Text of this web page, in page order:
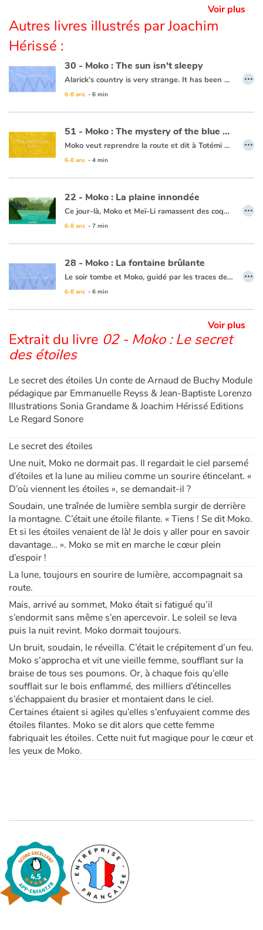
Voir plus
Autres livres illustrés par Joachim
Hérissé :
30 - Moko : The sun isn't sleepy
Alarick’s country is very strange. It has been many days now that night has not falen, and no one seems to be worried. Moko decides to head towards the horizon to see what is keeping the sun from setting and Alarick goes with him. Along the way, Moko tries to lull the sun to sleep with a lullaby from his country. The sun looks like it will set, but stops short and rises again. Perhaps the ocean is frozen at the horizon and is keeping the sun from setting. He decides to ask the fishermen and one of them responds that the world is filled with such mysteries and that it is more precious for him to learn the secrets of his friend than that of the sun.
This book is available in French:30 - Moko : le solein n'a pas sommeil
6-8 ans - 6 min
…
51 - Moko : The mystery of the blue holes
Moko veut reprendre la route et dit à Totémi qu’il devra enfin trouver le bout du monde. Mais un pêcheur leur dit qu’aucun voyageur ne peut trouver ce qu’il cherche sans passer les trous bleus. Il leur laisse une barque, dans laquelle Moko et Totémi montent. C’est alors que des choses étranges se passent. La mer tourbillonne et le ciel change de couleur. D’étonnantes lumières se dressent devant leur radeau puis s’évanouissent. Ils ont soudain l’impression de voler au-dessus de la mer puis se retrouvent sans savoir comment au bord de la plage… Moko se souvient de son premier voyage et pense que c’est le cœur de l’océan qui bat comme s’il retrouvait un ami.
Ce livre est disponible en français :51 - Moko : Le mystères des trous bleus
6-8 ans - 4 min
…
22 - Moko : La plaine innondée
Ce jour-là, Moko et Meï-Li ramassent des coquillages entre les rochers des plages de sable blanc pour décorer les maisons du village. Moko demande à Meï-Li s’ils ne peuvent pas aller sur d’autres plages pour trouver de beaux coquillages. Meï-Li apprécie l’idée et va demander à un pêcheur qui accepte de les emmener sur sa jonque. Au détour d’un village, Moko voit une grande plaine immense comme un lac. Il est persuadé que c’est la grande vague qui est venue déverser son eau sur les champs pour que le riz pousse. C’est alors que Meï-li ramasse un magnifique coquillage, Moko pense que c’est la mer qui offre un présent. Moko et Meï-Li sont heureux d’avoir vu tous ces beaux paysages et de revenir avec un superbe cadeau. Ils se disent que la mer connaît sans doute un chemin sous la terre, afin d’y envoyer parfois ses vagues pour abreuver les cultures, les rivières et les champs.
Ce livre est disponible en anglais :22 - Moko : The inundated plain
6-8 ans - 7 min
…
28 - Moko : La fontaine brûlante
Le soir tombe et Moko, guidé par les traces de pas dans la neige, atteint un village qui semble inhabité... Mais il rencontre, à l’orée d’un bosquet, un jeune garçon du nom d’Alarick qui coupe du bois pour se chauffer. Celui-ci l’invite à venir chez lui. En chemin, un bruit étrange, comme le souffle d’un monstre, les fait sursauter. Moko veut aller voir, pensant que c’est à cause de cela que les habitants ne sortent pas. Alarick lui fait alors découvrir, derrière le village, un geyser et une mare d’eau chaude. Moko se dit qu’Alarick doit en savoir tant sur les secrets de cet étrange pays qu’il doit accepter de rester un temps… le bout du monde attendra encore un peu !
Ce livre est disponible en anglais :28 - Moko : The burning fountain
6-8 ans - 6 min
…
Voir plus
Extrait du livre 02 - Moko : Le secret
des étoiles
Le secret des étoiles Un conte de Arnaud de Buchy Module
pédagique par Emmanuelle Reyss & Jean-Baptiste Lorenzo
Illustrations Sonia Grandame & Joachim Hérissé Editions
Le Regard Sonore
Le secret des étoiles
Une nuit, Moko ne dormait pas. Il regardait le ciel parsemé
d’étoiles et la lune au milieu comme un sourire étincelant. «
D’où viennent les étoiles », se demandait-il ?
Soudain, une traînée de lumière sembla surgir de derrière
la montagne. C’était une étoile filante. « Tiens ! Se dit Moko.
Et si les étoiles venaient de là! Je dois y aller pour en savoir
davantage… ». Moko se mit en marche le cœur plein
d’espoir !
La lune, toujours en sourire de lumière, accompagnait sa
route.
Mais, arrivé au sommet, Moko était si fatigué qu’il
s’endormit sans même s’en apercevoir. Le soleil se leva
puis la nuit revint. Moko dormait toujours.
Un bruit, soudain, le réveilla. C’était le crépitement d’un feu.
Moko s’approcha et vit une vieille femme, soufflant sur la
braise de tous ses poumons. Or, à chaque fois qu’elle
soufflait sur le bois enflammé, des milliers d’étincelles
s’échappaient du brasier et montaient dans le ciel.
Certaines étaient si agiles qu’elles s’enfuyaient comme des
étoiles filantes. Moko se dit alors que cette femme
fabriquait les étoiles. Cette nuit fut magique pour le cœur et
les yeux de Moko.